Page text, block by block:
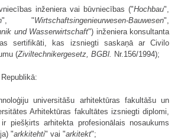
inženiera vai būvniecības ("Hochbau",
", "Wirtschaftsingenieurwesen-Bauwesen",
und Wasserwirtschaft") inženiera konsultanta
sertifikāti, kas izsniegti saskaņā ar Civilo
(Ziviltechnikergesetz, BGBl. Nr.156/1994);
universitāšu arhitektūras fakultāšu un
Arhitektūras fakultātes izsniegti diplomi,
piešķirts arhitekta profesionālais nosaukums
"arkkitehti" vai "arkitekt";